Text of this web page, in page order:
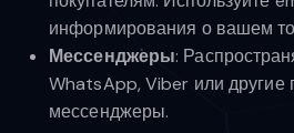
информирования о вашем
Мессенджеры:
WhatsApp, Viber или другие
мессенджеры.